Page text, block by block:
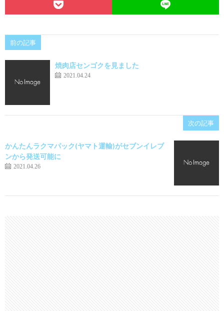
前の記事
焼肉店センゴクを見ました
2021.04.24
次の記事
かんたんラクマパック(ヤマト運輸)がセブンイレブ
ンから発送可能に
2021.04.26